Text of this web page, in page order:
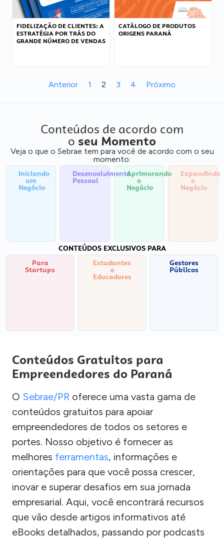
FIDELIZAÇÃO DE CLIENTES: A
ESTRATÉGIA POR TRÁS DO
GRANDE NÚMERO DE VENDAS
CATÁLOGO DE PRODUTOS
ORIGENS PARANÁ
Anterior 1 2 3 4 Próximo
Conteúdos de acordo com
o seu Momento
Veja o que o Sebrae tem para você de acordo com o seu
momento:
Iniciando
um
Negócio
Desenvolvimento
Pessoal
Aprimorando
o
Negócio
Expandindo
o
Negócio
CONTEÚDOS EXCLUSIVOS PARA
Para
Startups
Estudantes
e
Educadores
Gestores
Públicos
Conteúdos Gratuitos para
Empreendedores do Paraná
O Sebrae/PR oferece uma vasta gama de
conteúdos gratuitos para apoiar
empreendedores de todos os setores e
portes. Nosso objetivo é fornecer as
melhores ferramentas, informações e
orientações para que você possa crescer,
inovar e superar desafios em sua jornada
empresarial. Aqui, você encontrará recursos
que vão desde artigos informativos até
eBooks detalhados, passando por podcasts